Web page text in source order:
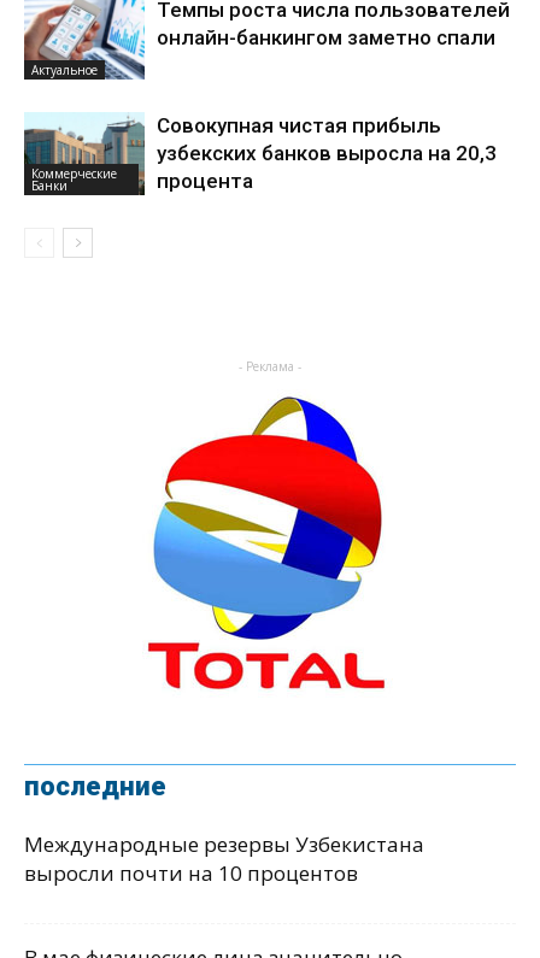
Актуальное
Темпы роста числа пользователей
онлайн-банкингом заметно спали
Коммерческие
Банки
Совокупная чистая прибыль
узбекских банков выросла на 20,3
процента
- Реклама -
последние
Международные резервы Узбекистана
выросли почти на 10 процентов